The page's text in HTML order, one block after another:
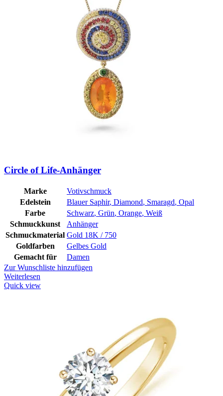
Circle of Life-Anhänger
Marke
Votivschmuck
Edelstein
Blauer Saphir, Diamond, Smaragd, Opal
Farbe
Schwarz, Grün, Orange, Weiß
Schmuckkunst
Anhänger
Schmuckmaterial Gold 18K / 750
Goldfarben
Gelbes Gold
Gemacht für
Damen
Zur Wunschliste hinzufügen
Weiterlesen
Quick view